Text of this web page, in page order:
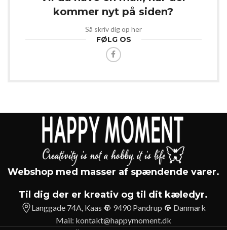
kommer nyt på siden?
Så skriv dig op her
FØLG OS
Webshop med masser af spændende varer.
Til dig der er kreativ og til dit kæledyr.
Langgade 74A, Kaas 🔘 9490 Pandrup 🔘 Danmark
Mail: kontakt@happymoment.dk